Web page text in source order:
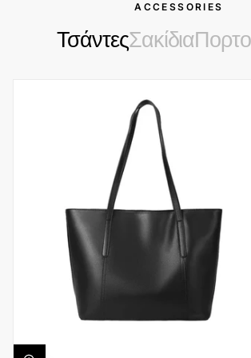
ACCESSORIES
ΤσάντεςΣακίδια